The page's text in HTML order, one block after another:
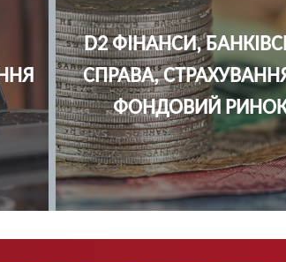
C4 ПСИХОЛОГІЯ